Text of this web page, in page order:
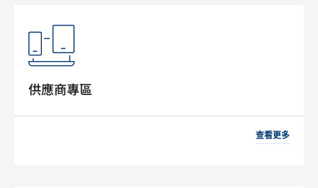
供應商專區
查看更多